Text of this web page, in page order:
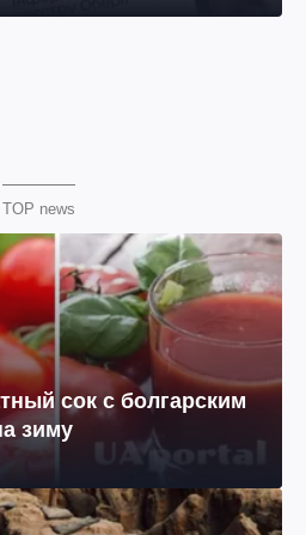
TOP news
сок с болгарским
зиму